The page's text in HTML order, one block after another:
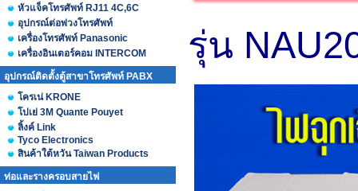
หัวแจ็คโทรศัพท์ RJ11 4C,6C
อุปกรณ์ต่อพ่วงโทรศัพท์
เครื่องโทรศัพท์ Panasonic
เครื่องอินเตอร์คอม INTERCOM
อุปกรณ์ติดตั้งตู้สาขาโทรศัพท์ PABX
โครเน่ KRONE
โปเย่ 3M Quante Pouyet
ลิ้งค์ Link
Tyco Electronics
สินค้าใต้หวัน Taiwan Products
ท่อและรางครอบสายไฟ
รุ่น